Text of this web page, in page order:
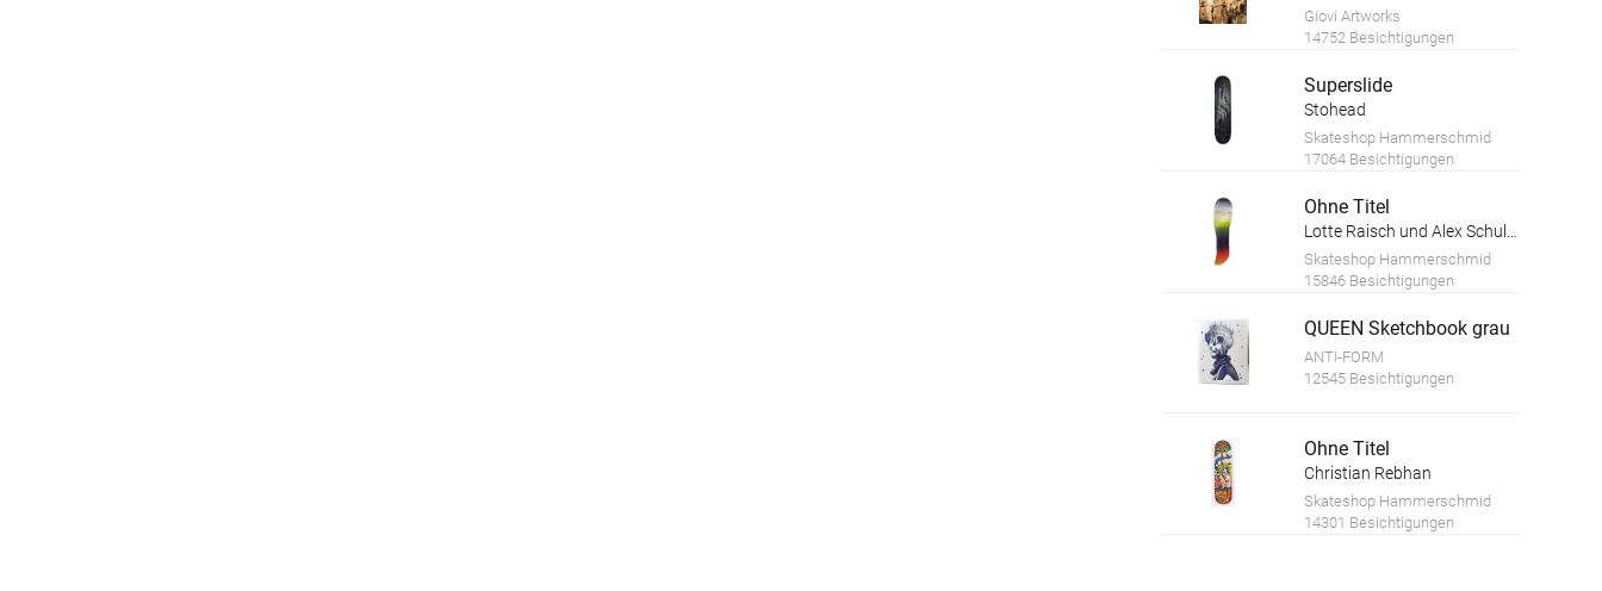
Giovi Artworks
14752 Besichtigungen
Superslide
Stohead
Skateshop Hammerschmid
17064 Besichtigungen
Ohne Titel
Skateshop Hammerschmid
15846 Besichtigungen
QUEEN Sketchbook grau
ANTI-FORM
12545 Besichtigungen
Ohne Titel
Christian Rebhan
Skateshop Hammerschmid
14301 Besichtigungen